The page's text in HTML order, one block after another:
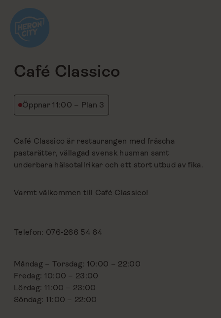
till
innehåll
tillbaka
Café Classico
Öppnar 11:00 – Plan 3
Café Classico är restaurangen med fräscha
pastarätter, vällagad svensk husman samt
underbara hälsotallrikar och ett stort utbud av fika.
Varmt välkommen till Café Classico!
Telefon: 076-266 54 64
Måndag – Torsdag: 10:00 – 22:00
Fredag: 10:00 – 23:00
Lördag: 11:00 – 23:00
Söndag: 11:00 – 22:00